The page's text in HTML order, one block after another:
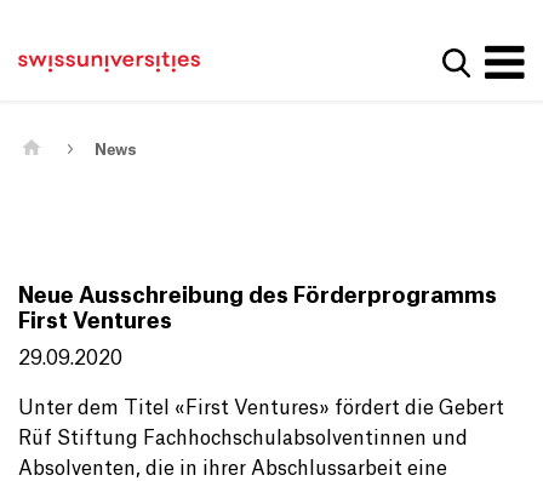
Main Navigation
Content
Meta Navigation
Show
News
Neue Ausschreibung des Förderprogramms
First Ventures
29.09.2020
Unter dem Titel «First Ventures» fördert die Gebert
Rüf Stiftung Fachhochschulabsolventinnen und
Absolventen, die in ihrer Abschlussarbeit eine